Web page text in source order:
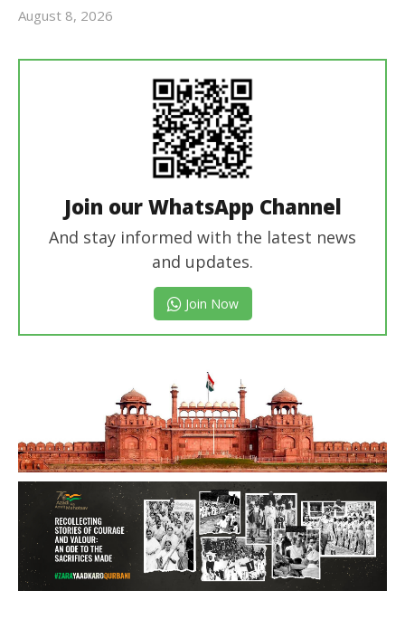
August 8, 2026
Join our WhatsApp Channel
And stay informed with the latest news
and updates.
Join Now